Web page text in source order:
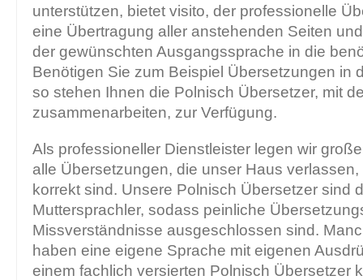
unterstützen, bietet visito, der professionelle
eine Übertragung aller anstehenden Seiten
der gewünschten Ausgangssprache in die
Benötigen Sie zum Beispiel Übersetzungen in
so stehen Ihnen die Polnisch Übersetzer, mit
zusammenarbeiten, zur Verfügung.
Als professioneller Dienstleister legen wir
alle Übersetzungen, die unser Haus
korrekt sind. Unsere Polnisch Übersetzer sind
Muttersprachler, sodass peinliche
Missverständnisse ausgeschlossen sind.
haben eine eigene Sprache mit eigenen
einem fachlich versierten Polnisch Übersetzer